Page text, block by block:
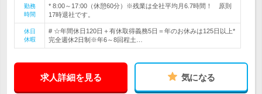
勤務
時間
* 8:00～17:00（休憩60分）※残業は全社平均月6.7時間！ 原則
17時退社です。
休日
休暇
# ☆年間休日120日＋有休取得義務5日＝年のお休みは125日以上*
完全週休2日制※年6～8回程土…
求人詳細を見る 気になる